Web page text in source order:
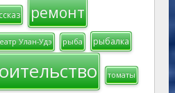
ремонт
Улан-Удэ рыба рыбалка
томаты